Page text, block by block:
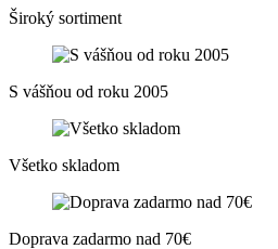
Široký sortiment
S vášňou od roku 2005
Všetko skladom
Doprava zadarmo nad 70€